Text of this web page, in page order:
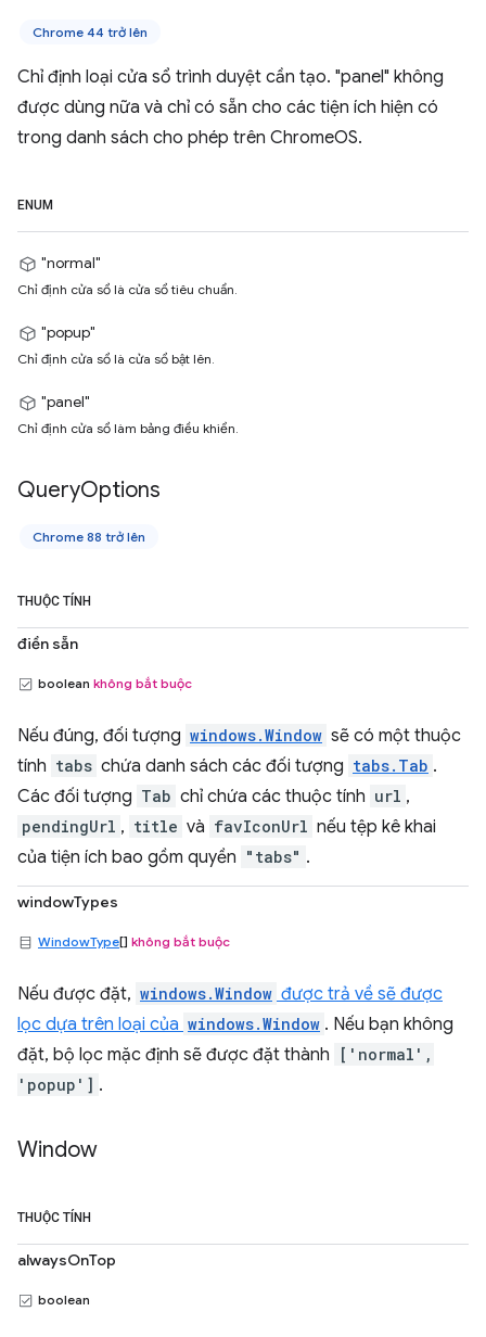
Chrome 44 trở lên
Chỉ định loại cửa sổ trình duyệt cần tạo. "panel" không
được dùng nữa và chỉ có sẵn cho các tiện ích hiện có
trong danh sách cho phép trên ChromeOS.
ENUM
"normal"
Chỉ định cửa sổ là cửa sổ tiêu chuẩn.
"popup"
Chỉ định cửa sổ là cửa sổ bật lên.
"panel"
Chỉ định cửa sổ làm bảng điều khiển.
QueryOptions
Chrome 88 trở lên
THUỘC TÍNH
điền sẵn
boolean không bắt buộc
Nếu đúng, đối tượng windows.Window sẽ có một thuộc
tính tabs chứa danh sách các đối tượng tabs.Tab .
Các đối tượng Tab chỉ chứa các thuộc tính url ,
pendingUrl , title và favIconUrl nếu tệp kê khai
của tiện ích bao gồm quyền "tabs" .
windowTypes
WindowType[] không bắt buộc
Nếu được đặt, windows.Window được trả về sẽ được
lọc dựa trên loại của windows.Window . Nếu bạn không
đặt, bộ lọc mặc định sẽ được đặt thành
['normal',
'popup'] .
Window
THUỘC TÍNH
alwaysOnTop
boolean